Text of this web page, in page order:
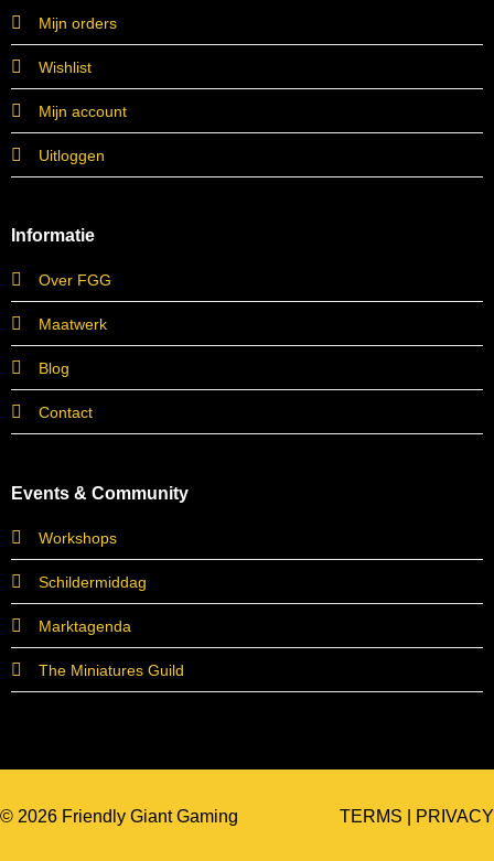
Mijn orders
Wishlist
Mijn account
Uitloggen
Informatie
Over FGG
Maatwerk
Blog
Contact
Events & Community
Workshops
Schildermiddag
Marktagenda
The Miniatures Guild
© 2026 Friendly Giant Gaming TERMS PRIVACY